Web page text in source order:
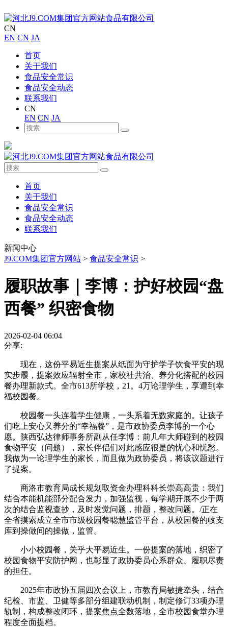
CN
EN CN JA
首页
关于我们
食品安全常识
食品安全动态
联系我们
CN
EN CN JA
首页
关于我们
食品安全常识
食品安全动态
联系我们
新闻中心
J9.COM集团官方网站 > 食品安全常识 >
履职故事｜李博：护好校园“盘
西餐” 织密食物
2026-02-04 06:04
分享:
现在，这份平易近生提案从纸面为守护学子饮食平安的现
实步履，提案效应辐射全市，家校社共治、养分化搭配的校园
餐办理新款式。全市613所学校，21。4万论理学生，享遭到幸
福校园餐。
校园餐一头连着学生健康，一头系着无数家庭的。让孩子
们吃上安心又养分的“幸福餐”，是市政协委员李博的一个心
愿。陕西弘达律师事务所副从任李博：前几年大师碰到的校园
食物平安（问题），家长伴侣们对此感应很是的忧心和忧愁。
我做为一论理学生的家长，而且做为政协委员，将该议题进行
了提案。
商洛市教育局成长规划取资金办理科科长崇高高贵：我们
结合本能机能部分配合发力，加强监视，每学期开展不少于两
次的结合监视查抄，及时发觉问题，排题，整改问题。/正在
全省摸索成立全市市级校园餐聪慧监管平台，从校园餐的收支
库到操做间的操做，监管。
小小校园餐，关乎大平易近生。一份提案的落地，织密了
校园食物平安防护网，也彰显了政协委员心系群众、履职尽责
的担任。
2025年市政协五届四次会议上，市教育局敏捷牵头，结合
纪检、市监、卫健等多部分组建联动机制，制定修订33项办理
轨制，构成整改闭环，提案焦点全数落地，全市校园食堂办理
程度全面提档。